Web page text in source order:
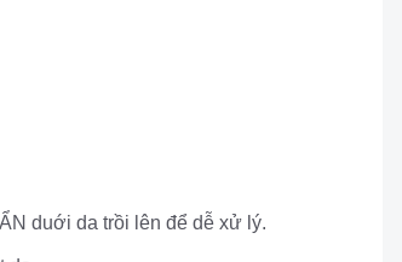
duới da trồi lên để dễ xử lý.